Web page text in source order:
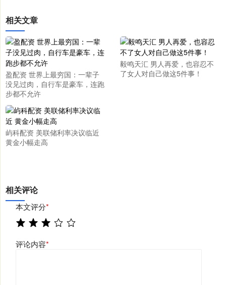
相关文章
盈配资 世界上最穷国：一辈子
没见过肉，自行车是豪车，连跑
步都不允许
毅鸣天汇 男人再爱，也容忍不
了女人对自己做这5件事！
屿科配资 美联储利率决议临近
黄金小幅走高
相关评论
本文评分*
评论内容*